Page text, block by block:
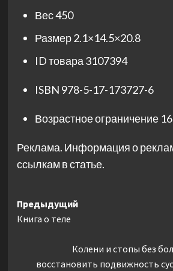
Вес450
Размер2.1×14.5×20.8
ID товара 3107394
ISBN 978-5-17-173727-6
Возрастное ограничение
Реклама. Информация о
ссылкам в статье.
Навигация
записи
Предыдущий
Книга о теле
Колени и стопы без
восстановить подвижность